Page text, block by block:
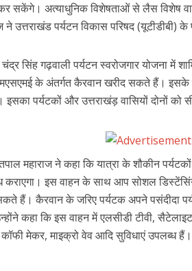
सकेंगे। अत्याधुनिक विशेषताओं से लैस विशेष
ने उत्तराखंड पर्यटन विकास परिषद (यूटीडीबी)
सिंह गढ़वाली पर्यटन स्वरोजगार योजना में
के अंतर्गत कैरवान खरीद सकते हैं।
इसका पर्यटकों और उत्तराखंड़ वासियों दोनों को
महाराज ने कहा कि यात्रा के शौकीन
कराएगा। इस वाहन के साथ आप सोशल
हैं। कैरवान के जरिए पर्यटक अपने पसंदीदा
कहा कि इस वाहन में एलसीडी टीवी,
मेकर, माइक्रो वेव आदि सुविधाएं उपलब्ध हैं।